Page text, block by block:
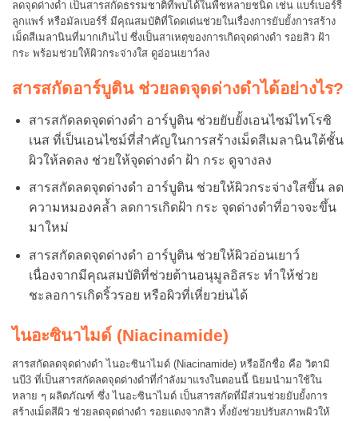
ลดจุดด่างดำ เป็นสารสกัดธรรมชาติที่พบได้ในพืชหลายชนิด เช่น แบร์เบอร์รี่
ลูกแพร์ หรือมัลเบอร์รี่ มีคุณสมบัติที่โดดเด่นช่วยในเรื่องการยับยั้งการสร้าง
เม็ดสีเมลานินที่มากเกินไป ซึ่งเป็นสาเหตุของการเกิดจุดด่างดำ รอยสิว ฝ้า
กระ พร้อมช่วยให้ผิวกระจ่างใส ดูอ่อนเยาว์ลง
สารสกัดอาร์บูติน ช่วยลดจุดด่างดำได้อย่างไร?
สารสกัดลดจุดด่างดำ อาร์บูติน ช่วยยับยั้งเอนไซม์ไทโรซิ
เนส ที่เป็นเอนไซม์ที่สำคัญในการสร้างเม็ดสีเมลานินใต้ชั้น
ผิวให้ลดลง ช่วยให้จุดด่างดำ ฝ้า กระ ดูจางลง
สารสกัดลดจุดด่างดำ อาร์บูติน ช่วยให้ผิวกระจ่างใสขึ้น ลด
ความหมองคล้ำ ลดการเกิดฝ้า กระ จุดด่างดำที่อาจจะขึ้น
มาใหม่
สารสกัดลดจุดด่างดำ อาร์บูติน ช่วยให้ผิวอ่อนเยาว์
เนื่องจากมีคุณสมบัติที่ช่วยต้านอนุมูลอิสระ ทำให้ช่วย
ชะลอการเกิดริ้วรอย หรือผิวที่เหี่ยวย่นได้
ไนอะซินาไมด์ (Niacinamide)
สารสกัดลดจุดด่างดำ ไนอะซินาไมด์ (Niacinamide) หรืออีกชื่อ คือ วิตามิ
นบี3 ที่เป็นสารสกัดลดจุดด่างดำที่กำลังมาแรงในตอนนี้ นิยมนำมาใช้ใน
หลาย ๆ ผลิตภัณฑ์ ซึ่ง ไนอะซินาไมด์ เป็นสารสกัดที่มีส่วนช่วยยับยั้งการ
สร้างเม็ดสีผิว ช่วยลดจุดด่างดำ รอยแดงจากสิว ทั้งยังช่วยปรับสภาพผิวให้